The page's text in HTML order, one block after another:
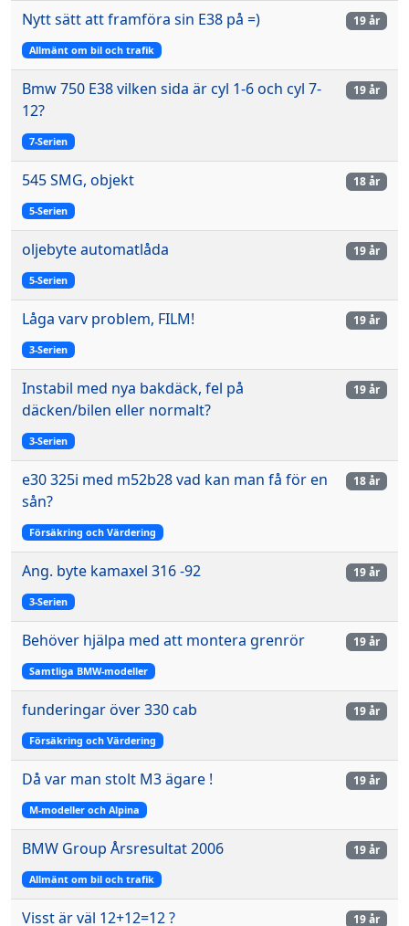
Nytt sätt att framföra sin E38 på =)
Allmänt om bil och trafik
19 år
Bmw 750 E38 vilken sida är cyl 1-6 och cyl 7-
12?
7-Serien
19 år
545 SMG, objekt
5-Serien
18 år
oljebyte automatlåda
5-Serien
19 år
Låga varv problem, FILM!
3-Serien
19 år
Instabil med nya bakdäck, fel på
däcken/bilen eller normalt?
3-Serien
19 år
e30 325i med m52b28 vad kan man få för en
sån?
Försäkring och Värdering
18 år
Ang. byte kamaxel 316 -92
3-Serien
19 år
Behöver hjälpa med att montera grenrör
Samtliga BMW-modeller
19 år
funderingar över 330 cab
Försäkring och Värdering
19 år
Då var man stolt M3 ägare !
M-modeller och Alpina
19 år
BMW Group Årsresultat 2006
Allmänt om bil och trafik
19 år
Visst är väl 12+12=12 ? 19 år